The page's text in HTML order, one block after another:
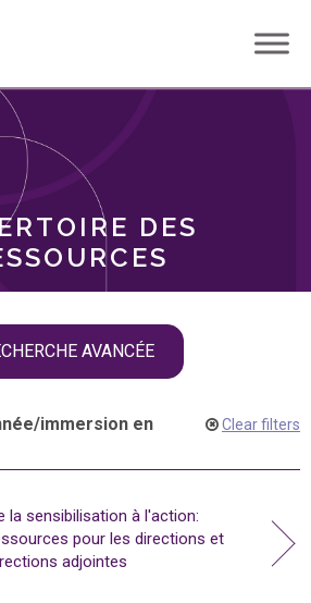
DES
AVANCÉE
/immersion en
Clear filters
la sensibilisation à l'action:
pour les directions et
adjointes